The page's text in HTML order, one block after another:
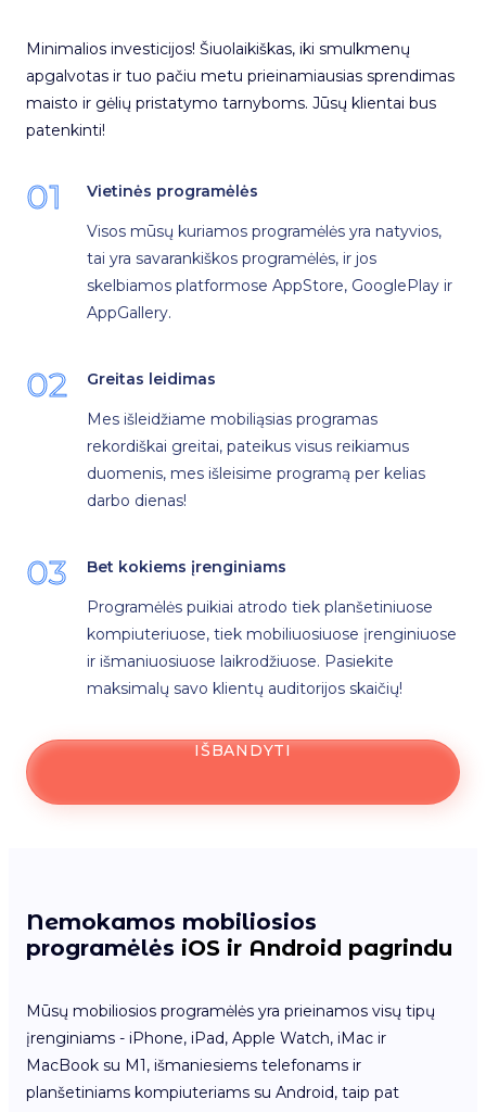
Minimalios investicijos! Šiuolaikiškas, iki smulkmenų
apgalvotas ir tuo pačiu metu prieinamiausias sprendimas
maisto ir gėlių pristatymo tarnyboms. Jūsų klientai bus
patenkinti!
01 Vietinės programėlės
Visos mūsų kuriamos programėlės yra natyvios,
tai yra savarankiškos programėlės, ir jos
skelbiamos platformose AppStore, GooglePlay ir
AppGallery.
02 Greitas leidimas
Mes išleidžiame mobiliąsias programas
rekordiškai greitai, pateikus visus reikiamus
duomenis, mes išleisime programą per kelias
darbo dienas!
03 Bet kokiems įrenginiams
Programėlės puikiai atrodo tiek planšetiniuose
kompiuteriuose, tiek mobiliuosiuose įrenginiuose
ir išmaniuosiuose laikrodžiuose. Pasiekite
maksimalų savo klientų auditorijos skaičių!
IŠBANDYTI
Nemokamos mobiliosios
programėlės iOS ir Android pagrindu
Mūsų mobiliosios programėlės yra prieinamos visų tipų
įrenginiams - iPhone, iPad, Apple Watch, iMac ir
MacBook su M1, išmaniesiems telefonams ir
planšetiniams kompiuteriams su Android, taip pat